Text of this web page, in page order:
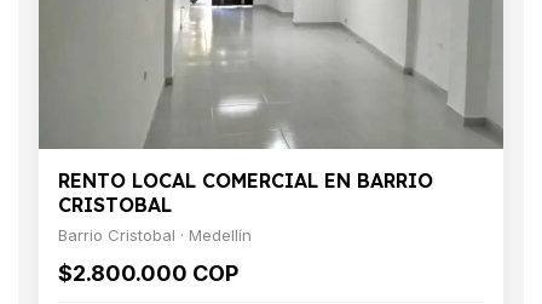
RENTO LOCAL COMERCIAL EN BARRIO
CRISTOBAL
Barrio Cristobal · Medellín
$2.800.000 COP